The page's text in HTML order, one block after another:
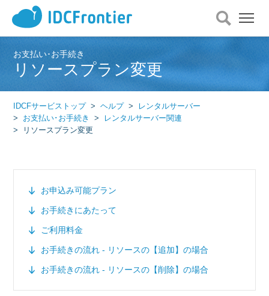
メ
ニ
ュ
く
お支払い･お手続き
リソースプラン変更
IDCFサービストップ ヘルプ
レンタルサーバー
お支払い･お手続き
レンタルサーバー関連
リソースプラン変更
お申込み可能プラン
お手続きにあたって
ご利用料金
お手続きの流れ - リソースの【追加】の場合
お手続きの流れ - リソースの【削除】の場合